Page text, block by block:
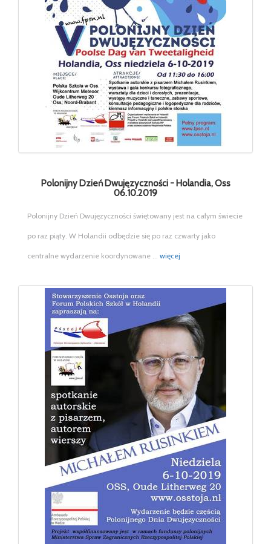
Polonijny Dzień Dwujęzyczności - Holandia, Oss
06.10.2019
Polonijny Dzień Dwujęzyczności świętowany jest na całym świecie
po raz piąty. W Holandii odbędzie się po raz czwarty jako
centralne wydarzenie koordynowane ... więcej